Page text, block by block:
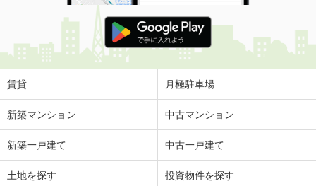
賃貸 月極駐車場
新築マンション 中古マンション
新築一戸建て 中古一戸建て
土地を探す 投資物件を探す